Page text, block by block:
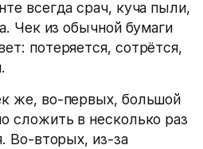
всегда срач, куча пыли,
Чек из обычной бумаги
потеряется, сотрётся,
же, во-первых, большой
сложить в несколько раз
Во-вторых, из-за